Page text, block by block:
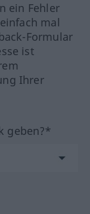
ein Fehler
mal
Formular
ist
Ihrer
geben?*